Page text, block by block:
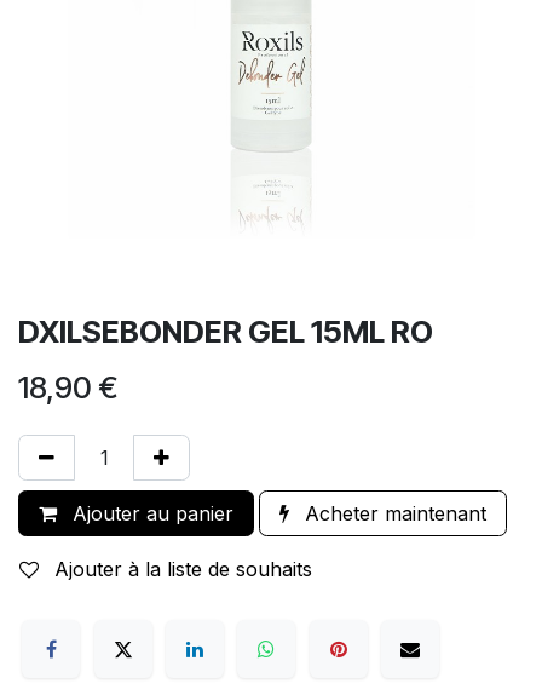
DXILSEBONDER GEL 15ML RO
18,90 €
Ajouter au panier Acheter maintenant
Ajouter à la liste de souhaits